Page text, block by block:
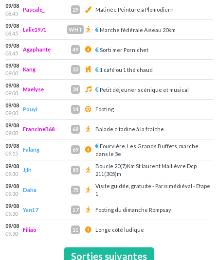
09/08
08:45
Pascale_ 29 Matinée Peinture à Plomodiern
09/08
08:45
Lalie1971 WHT Marche fédérale Aiseau 20km
09/08
08:45
Agaphante 49 Sorti mer Pornichet
09/08
09:00
Kang 33 1 café ou 1 thé chaud
09/08
09:00
Maelyse 34 Petit déjeuner scénique et musical
09/08
09:00
Pouyi 14 Footing
09/08
09:00
FrancineB68 68 Balade citadine à la fraîche
09/08
09:15
Falang 69
Fourvière, Les Grands Buffets, marche
dans le 5e
09/08
09:30
Jjlh 85
Boucle 20(7)Km St laurent Mallièvre Dcp
211(305)m
09/08
09:30
Daha 75
Visite guidée, gratuite - Paris médiéval - Etape
1
09/08
09:30
Yan17 17 Footing du dimanche Rompsay
09/08
09:30
Filiao 11 Longe côté ludique
Sorties suivantes